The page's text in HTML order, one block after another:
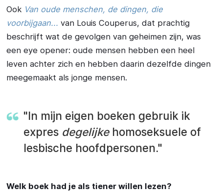
Ook Van oude menschen, de dingen, die
voorbijgaan... van Louis Couperus, dat prachtig
beschrijft wat de gevolgen van geheimen zijn, was
een eye opener: oude mensen hebben een heel
leven achter zich en hebben daarin dezelfde dingen
meegemaakt als jonge mensen.
"In mijn eigen boeken gebruik ik
expres degelijkehomoseksuele of
lesbische hoofdpersonen."
Welk boek had je als tiener willen lezen?